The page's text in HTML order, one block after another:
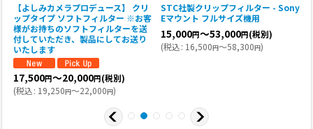
【よしみカメラプロデュース】 クリ
ップタイプ ソフトフィルター ※お客
様がお持ちのソフトフィルターを送
付していただき、製品にしてお送り
いたします
17,500円～20,000円(税別)
(税込: 19,250円～22,000円)
STC社製クリップフィルター - Sony
Eマウント フルサイズ機用
15,000円～53,000円(税別)
(税込: 16,500円～58,300円)